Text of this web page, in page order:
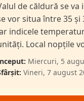
de căldură se
vor situa între 35
indicele
Local nopțile
Miercuri, 5
Vineri, 7 august